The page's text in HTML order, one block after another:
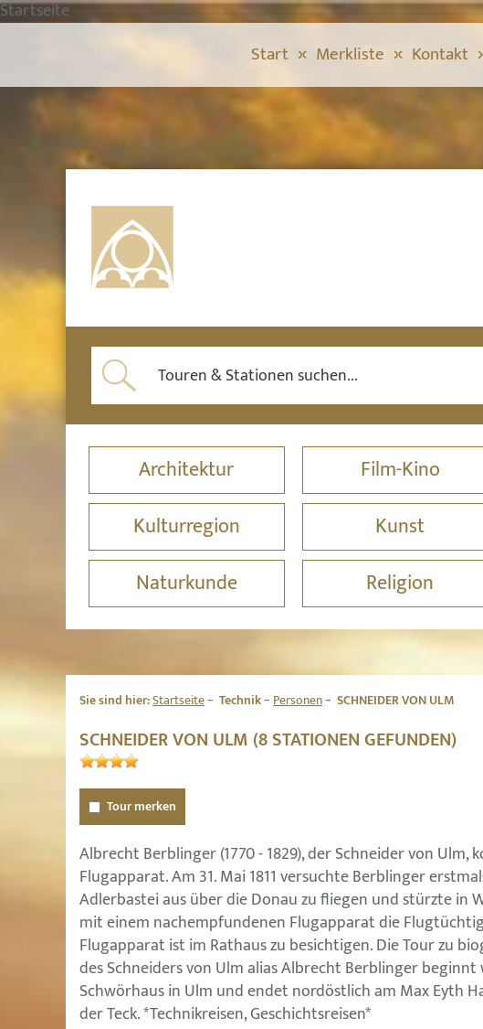
Startseite
Start Merkliste Kontakt
Architektur Film-Kino
Kulturregion
Kunst
Naturkunde
Religion
Sie sind hier:Startseite Technik Personen SCHNEIDER VON ULM
SCHNEIDER VON ULM (8 STATIONEN GEFUNDEN)
Tour merken
Albrecht Berblinger (1770 - 1829), der Schneider von Ulm,
Flugapparat. Am 31. Mai 1811 versuchte Berblinger
Adlerbastei aus über die Donau zu fliegen und stürzte in
mit einem nachempfundenen Flugapparat die
Flugapparat ist im Rathaus zu besichtigen. Die Tour zu
des Schneiders von Ulm alias Albrecht Berblinger beginnt
Schwörhaus in Ulm und endet nordöstlich am Max Eyth
der Teck. *Technikreisen, Geschichtsreisen*